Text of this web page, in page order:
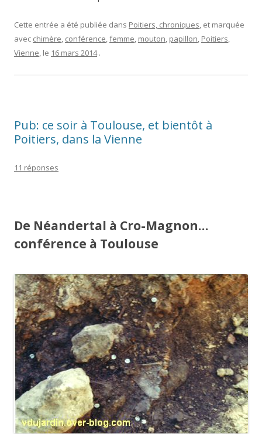
Cette entrée a été publiée dans Poitiers, chroniques, et marquée
avec chimère, conférence,femme, mouton, papillon, Poitiers,
Vienne, le 16 mars 2014 .
Pub: ce soir à Toulouse, et bientôt à
Poitiers, dans la Vienne
11 réponses
De Néandertal à Cro-Magnon…
conférence à Toulouse